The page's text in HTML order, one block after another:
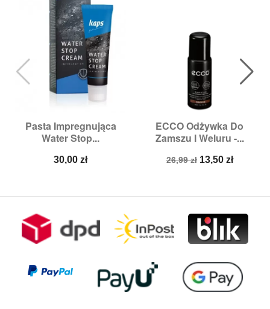
Pasta Impregnująca
Water Stop...
Cena
30,00 zł
ECCO Odżywka Do
Zamszu I Weluru -...
Cena
26,99 zł Cena
13,50 zł